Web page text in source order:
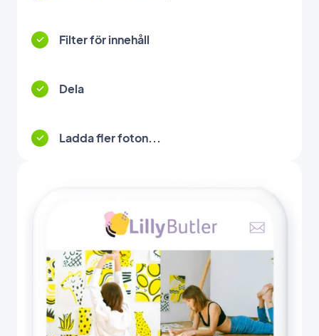
Filter för innehåll
Dela
Ladda fler foton...